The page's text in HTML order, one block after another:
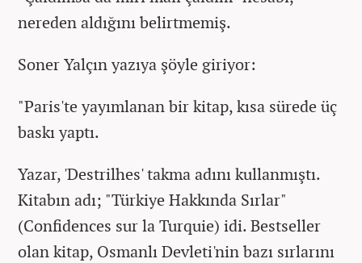
nereden aldığını belirtmemiş.
Soner Yalçın yazıya şöyle giriyor:
"Paris'te yayımlanan bir kitap, kısa sürede üç
baskı yaptı.
Yazar, 'Destrilhes' takma adını kullanmıştı.
Kitabın adı; "Türkiye Hakkında Sırlar"
(Confidences sur la Turquie) idi. Bestseller
olan kitap, Osmanlı Devleti'nin bazı sırlarını